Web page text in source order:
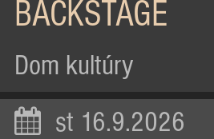
BACKSTAGE
Dom kultúry
st 16.9.2026